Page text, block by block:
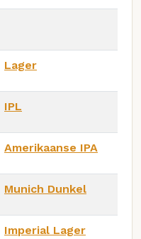
Lager
IPL
Amerikaanse IPA
Munich Dunkel
Imperial Lager